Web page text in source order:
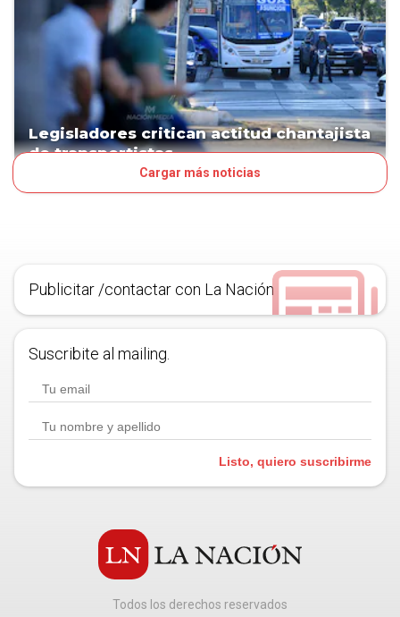
Legisladores critican actitud chantajista
de transportistas
Cargar más noticias
Publicitar /contactar con La Nación
Suscribite al mailing.
Listo, quiero suscribirme
Todos los derechos reservados